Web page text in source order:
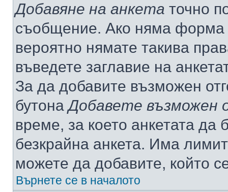
Добавяне на анкета точно
съобщение. Ако няма форма
вероятно нямате такива
въведете заглавие на
За да добавите възможен
бутонаДобавете възможен
време, за което анкетата да
безкрайна анкета. Има
можете да добавите, който
Върнете се в началото